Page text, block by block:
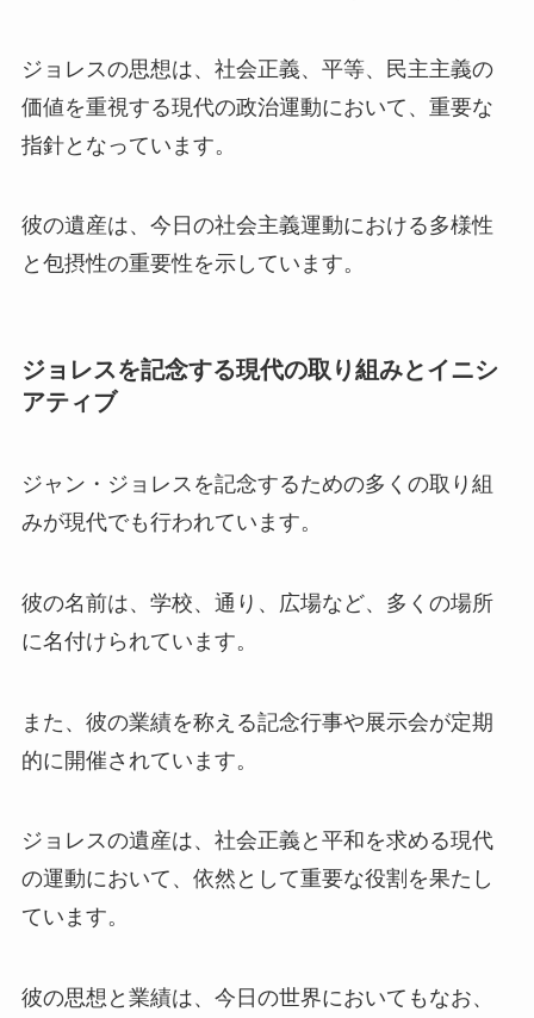
ジョレスの思想は、社会正義、平等、民主主義の
価値を重視する現代の政治運動において、重要な
指針となっています。
彼の遺産は、今日の社会主義運動における多様性
と包摂性の重要性を示しています。
ジョレスを記念する現代の取り組みとイニシ
アティブ
ジャン・ジョレスを記念するための多くの取り組
みが現代でも行われています。
彼の名前は、学校、通り、広場など、多くの場所
に名付けられています。
また、彼の業績を称える記念行事や展示会が定期
的に開催されています。
ジョレスの遺産は、社会正義と平和を求める現代
の運動において、依然として重要な役割を果たし
ています。
彼の思想と業績は、今日の世界においてもなお、